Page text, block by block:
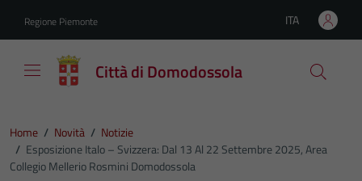
Regione Piemonte Lingua attiva:
ITA
Città di Domodossola
Home / Novità / Notizie
/ Esposizione Italo – Svizzera: Dal 13 Al 22 Settembre 2025, Area
Collegio Mellerio Rosmini Domodossola